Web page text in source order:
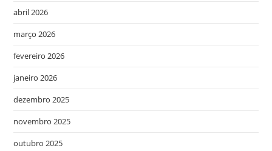
abril 2026
março 2026
fevereiro 2026
janeiro 2026
dezembro 2025
novembro 2025
outubro 2025